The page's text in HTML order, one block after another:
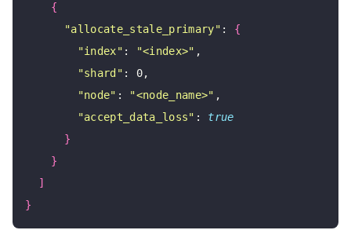
{
"allocate_stale_primary" : {
"index" : "<index>" ,
"shard" : 0,
"node" : "<node_name>" ,
"accept_data_loss" : true
}
}
]
}